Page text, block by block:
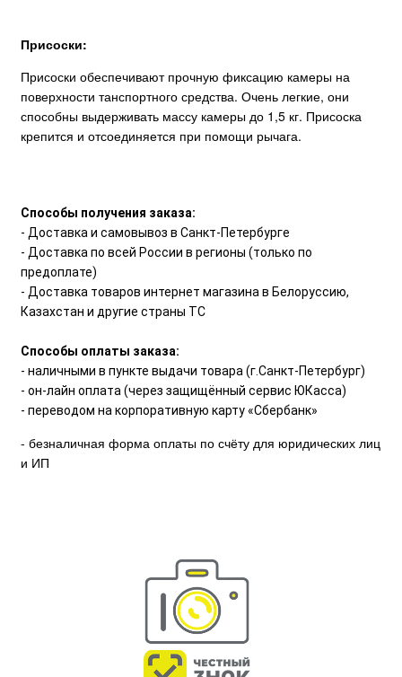
Присоски:
Присоски обеспечивают прочную фиксацию камеры на
поверхности танспортного средства. Очень легкие, они
способны выдерживать массу камеры до 1,5 кг. Присоска
крепится и отсоединяется при помощи рычага.
Способы получения заказа:
- Доставка и самовывоз в Санкт-Петербурге
- Доставка по всей России в регионы (только по
предоплате)
- Доставка товаров интернет магазина в Белоруссию,
Казахстан и другие страны ТС
Способы оплаты заказа:
- наличными в пункте выдачи товара (г.Санкт-Петербург)
- он-лайн оплата (через защищённый сервис ЮКасса)
- переводом на корпоративную карту «Сбербанк»
- безналичная форма оплаты по счёту для юридических лиц
и ИП